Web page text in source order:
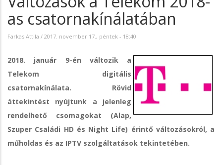
as csatornakínálatában
Farkas Attila / 2017. november 17., péntek - 18:40
2018. január 9-én változik a
Telekom digitális
csatornakínálata. Rövid
áttekintést nyújtunk a jelenleg
rendelhető csomagokat (Alap,
Szuper Családi HD és Night Life) érintő változásokról, a
műholdas és az IPTV szolgáltatások tekintetében.